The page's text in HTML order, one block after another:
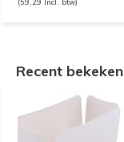
Recent bekeken